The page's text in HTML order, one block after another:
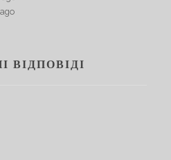
ВІДПОВІДІ